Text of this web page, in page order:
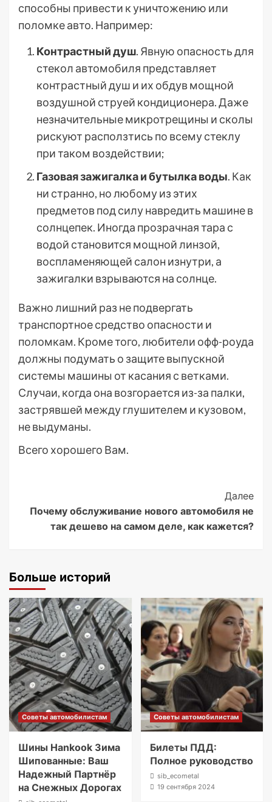
способны привести к уничтожению или
поломке авто. Например:
Контрастный душ. Явную опасность для
стекол автомобиля представляет
контрастный душ и их обдув мощной
воздушной струей кондиционера. Даже
незначительные микротрещины и сколы
рискуют расползтись по всему стеклу
при таком воздействии;
Газовая зажигалка и бутылка воды. Как
ни странно, но любому из этих
предметов под силу навредить машине в
солнцепек. Иногда прозрачная тара с
водой становится мощной линзой,
воспламеняющей салон изнутри, а
зажигалки взрываются на солнце.
Важно лишний раз не подвергать
транспортное средство опасности и
поломкам. Кроме того, любители офф-роуда
должны подумать о защите выпускной
системы машины от касания с ветками.
Случаи, когда она возгорается из-за палки,
застрявшей между глушителем и кузовом,
не выдуманы.
Всего хорошего Вам.
Navigation
Далее
Почему обслуживание нового автомобиля не
так дешево на самом деле, как кажется?
Больше историй
Советы автомобилистам
Шины Hankook Зима
Шипованные: Ваш
Надежный Партнёр
на Снежных Дорогах
Советы автомобилистам
Билеты ПДД:
Полное руководство
sib_ecometal
19 сентября 2024